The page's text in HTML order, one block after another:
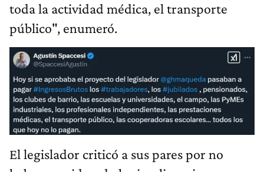
toda la actividad médica, el transporte
público", enumeró.
El legislador criticó a sus pares por no